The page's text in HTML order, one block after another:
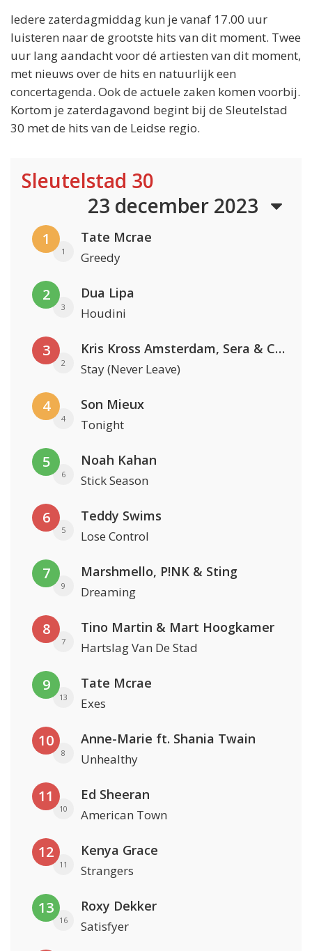
Iedere zaterdagmiddag kun je vanaf 17.00 uur
luisteren naar de grootste hits van dit moment. Twee
uur lang aandacht voor dé artiesten van dit moment,
met nieuws over de hits en natuurlijk een
concertagenda. Ook de actuele zaken komen voorbij.
Kortom je zaterdagavond begint bij de Sleutelstad
30 met de hits van de Leidse regio.
Sleutelstad 30
23 december 2023
1
1
Tate Mcrae
Greedy
2
3
Dua Lipa
Houdini
3
2
Kris Kross Amsterdam, Sera & Conor Maynard
Stay (Never Leave)
4
4
Son Mieux
Tonight
5
6
Noah Kahan
Stick Season
6
5
Teddy Swims
Lose Control
7
9
Marshmello, P!NK & Sting
Dreaming
8
7
Tino Martin & Mart Hoogkamer
Hartslag Van De Stad
9
13
Tate Mcrae
Exes
10
8
Anne-Marie ft. Shania Twain
Unhealthy
11
10
Ed Sheeran
American Town
12
11
Kenya Grace
Strangers
13
16
Roxy Dekker
Satisfyer